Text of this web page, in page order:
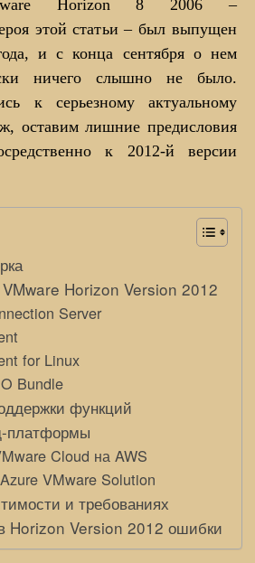
Horizon 8 2006 –
этой статьи – был выпущен
и с конца сентября о нем
ничего слышно не было.
к серьезному актуальному
оставим лишние предисловия
к 2012-й версии
Horizon Version 2012
Server
for Linux
Bundle
функций
платформы
Cloud на AWS
VMware Solution
и требованиях
Horizon Version 2012 ошибки